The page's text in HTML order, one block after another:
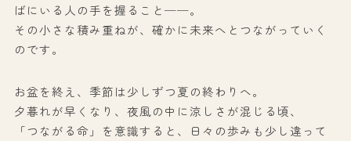
ばにいる人の手を握ること──。
その小さな積み重ねが、確かに未来へとつながっていく
のです。
お盆を終え、季節は少しずつ夏の終わりへ。
夕暮れが早くなり、夜風の中に涼しさが混じる頃、
「つながる命」を意識すると、日々の歩みも少し違って